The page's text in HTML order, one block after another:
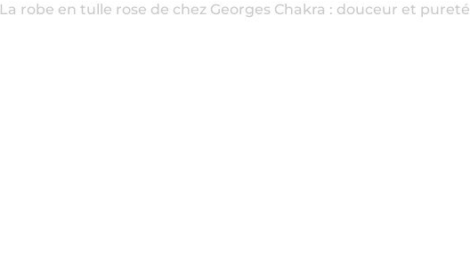
La robe en tulle rose de chez Georges Chakra : douceur et pureté